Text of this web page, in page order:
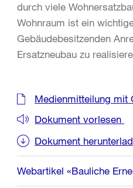
durch viele
Wohnraum ist ein
Gebäudebesitzenden
Ersatzneubau zu
Weitere
Informationen
Medienmitteilung mit
Dokument vorlesen
Dokument
Webartikel «Bauliche